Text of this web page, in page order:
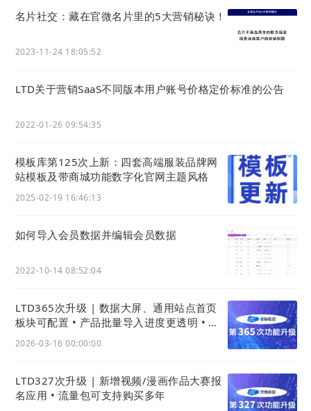
名片社交：藏在官微名片里的5大营销秘诀！
2023-11-24 18:05:52
LTD关于营销SaaS不同版本用户账号价格定价标准的公告
2022-01-26 09:54:35
模板库第125次上新：四套高端服装品牌网
站模板及带商城功能数字化官网主题风格
2025-02-19 16:46:13
如何导入会员数据并编辑会员数据
2022-10-14 08:52:04
LTD365次升级 | 数据大屏、通用站点首页
板块可配置 • 产品批量导入进度更透明 • 安
卓官微中心App功能大升级
2026-03-16 00:00:00
LTD327次升级 | 新增视频/漫画作品大赛报
名应用 • 流量包可支持购买多年